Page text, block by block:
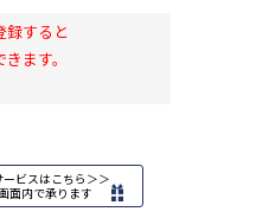
録すると
ます。
ビスはこちら＞＞
面内で承ります